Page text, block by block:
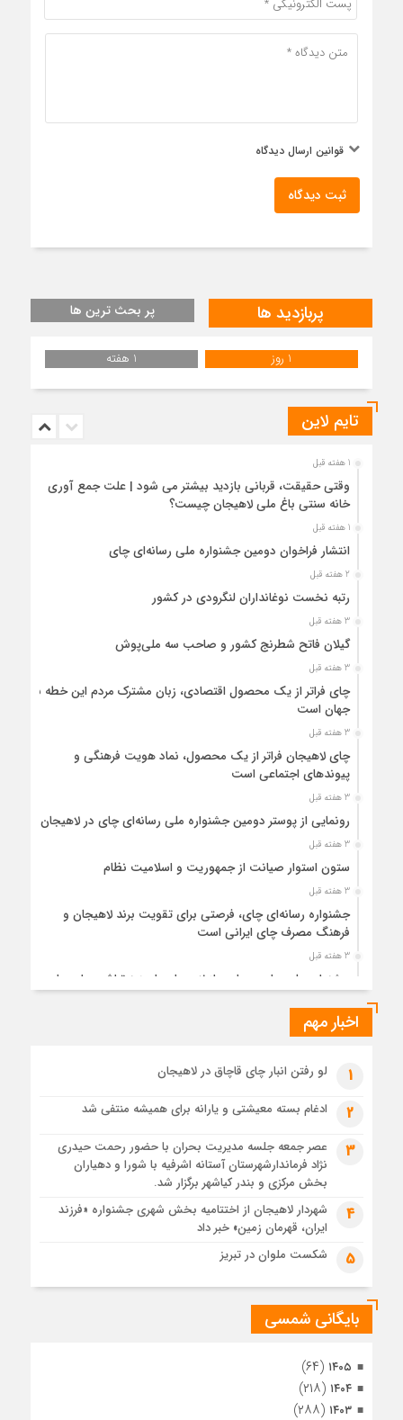
قوانین ارسال دیدگاه
ثبت دیدگاه
پربازدید ها پر بحث ترین ها
1 روز 1 هفته
تایم لاین
1 هفته قبل
وقتی حقیقت، قربانی بازدید بیشتر می شود | علت جمع آوری
خانه سنتی باغ ملی لاهیجان چیست؟
1 هفته قبل
انتشار فراخوان دومین جشنواره ملی رسانه‌ای چای
2 هفته قبل
رتبه نخست نوغانداران لنگرودی در کشور
3 هفته قبل
گیلان فاتح شطرنج کشور و صاحب سه ملی‌پوش
3 هفته قبل
چای فراتر از یک محصول اقتصادی، زبان مشترک مردم این خطه با
جهان است
3 هفته قبل
چای لاهیجان فراتر از یک محصول، نماد هویت فرهنگی و
پیوندهای اجتماعی است
3 هفته قبل
رونمایی از پوستر دومین جشنواره ملی رسانه‌ای چای در لاهیجان
3 هفته قبل
ستون استوار صیانت از جمهوریت و اسلامیت نظام
3 هفته قبل
جشنواره رسانه‌ای چای، فرصتی برای تقویت برند لاهیجان و
فرهنگ مصرف چای ایرانی است
3 هفته قبل
جشنواره ملی چای، حمایت از لاهیجان یا هزینه‌تراشی برای چای
1 ماه قبل
1 ماه قبل
رئوف
تصاویر هوایی مراسم تشییع پیکر مطهر آقای شهید ایران – مشهد
مراسم تشییع پیکر مطهر آقای شهید ایران – مشهد
تصاویری از تراکم جمعیت حاضر در میدان ثورهالعشرین نجف
اشرف
اخبار مهم
1 لو رفتن انبار چای قاچاق در لاهیجان
2 ادغام بسته معیشتی و یارانه برای همیشه منتفی شد
3
عصر جمعه جلسه مدیریت بحران با حضور رحمت حیدری
نژاد فرماندارشهرستان آستانه اشرفیه با شورا و دهیاران
بخش مرکزی و بندر کیاشهر برگزار شد.
4
شهردار لاهیجان از اختتامیه بخش شهری جشنواره «فرزند
ایران، قهرمان زمین» خبر داد
5 شکست ملوان در تبریز
بایگانی شمسی
۱۴۰۵ (۶۴)
۱۴۰۴ (۲۱۸)
۱۴۰۳ (۲۸۸)